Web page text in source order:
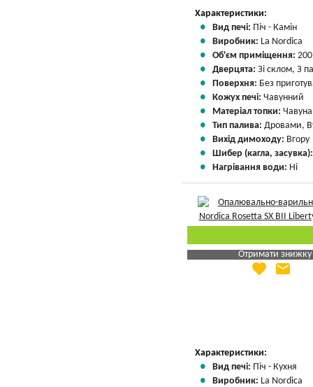
Характеристики:
Вид печі: Піч - Камін
Виробник: La Nordica
Об'єм приміщення:
Дверцята: Зі склом, З
Поверхня: Без
Кожух печі: Чавунний
Матеріал топки: Чавуна
Тип палива: Дровами,
Вихід димоходу: Вгору
Шибер (кагла,
Нагрівання води: Ні
Отримати знижку
Яка Ваша ціна
favorite email
Характеристики:
Вид печі: Піч - Кухня
Виробник: La Nordica